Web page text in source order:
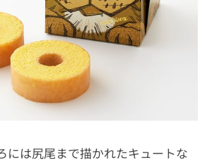
には尻尾まで描かれたキュートな